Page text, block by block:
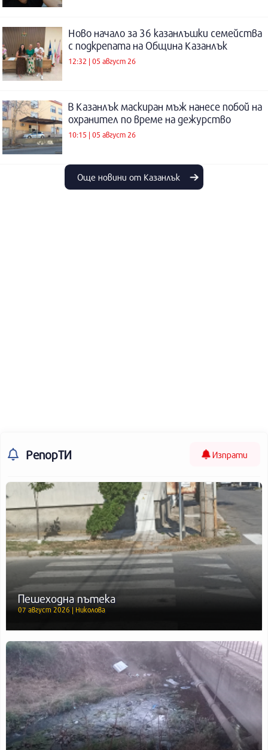
Ново начало за 36 казанлъшки семейства
с подкрепата на Община Казанлък
12:32 | 05 август 26
В Казанлък маскиран мъж нанесе побой на
охранител по време на дежурство
10:15 | 05 август 26
Още новини от Казанлък
РепорТИ Изпрати
Пешеходна пътека
07 август 2026 | Николова